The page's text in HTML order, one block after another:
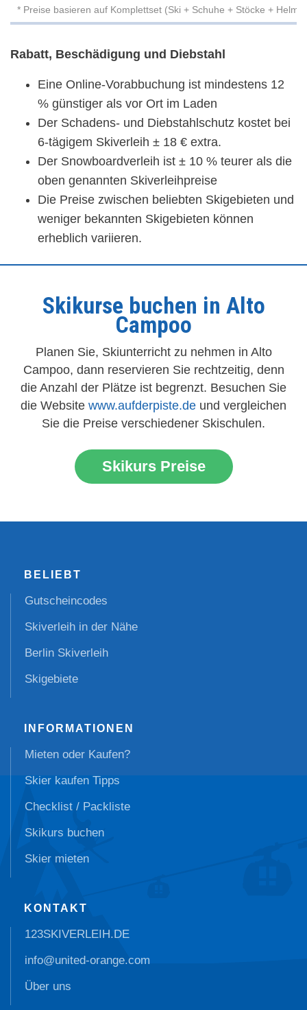
* Preise basieren auf Komplettset (Ski + Schuhe + Stöcke + Helm)
Rabatt, Beschädigung und Diebstahl
Eine Online-Vorabbuchung ist mindestens 12
% günstiger als vor Ort im Laden
Der Schadens- und Diebstahlschutz kostet bei
6-tägigem Skiverleih ± 18 € extra.
Der Snowboardverleih ist ± 10 % teurer als die
oben genannten Skiverleihpreise
Die Preise zwischen beliebten Skigebieten und
weniger bekannten Skigebieten können
erheblich variieren.
Skikurse buchen in Alto
Campoo
Planen Sie, Skiunterricht zu nehmen in Alto
Campoo, dann reservieren Sie rechtzeitig, denn
die Anzahl der Plätze ist begrenzt. Besuchen Sie
die Website www.aufderpiste.de und vergleichen
Sie die Preise verschiedener Skischulen.
Skikurs Preise
BELIEBT
Gutscheincodes
Skiverleih in der Nähe
Berlin Skiverleih
Skigebiete
INFORMATIONEN
Mieten oder Kaufen?
Skier kaufen Tipps
Checklist / Packliste
Skikurs buchen
Skier mieten
KONTAKT
123SKIVERLEIH.DE
info@united-orange.com
Über uns